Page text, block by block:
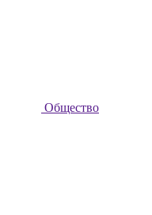
Общество